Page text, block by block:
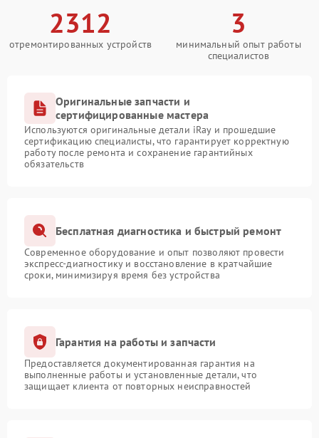
2312
отремонтированных устройств
3
минимальный опыт работы
специалистов
Оригинальные запчасти и
сертифицированные мастера
Используются оригинальные детали iRay и прошедшие
сертификацию специалисты, что гарантирует корректную
работу после ремонта и сохранение гарантийных
обязательств
Бесплатная диагностика и быстрый ремонт
Современное оборудование и опыт позволяют провести
экспресс-диагностику и восстановление в кратчайшие
сроки, минимизируя время без устройства
Гарантия на работы и запчасти
Предоставляется документированная гарантия на
выполненные работы и установленные детали, что
защищает клиента от повторных неисправностей